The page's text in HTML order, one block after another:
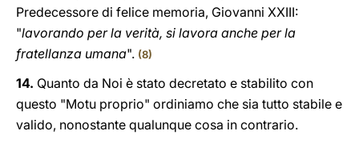
Predecessore di felice memoria, Giovanni XXIII:
"lavorando per la verità, si lavora anche per la
fratellanza umana". (8)
14. Quanto da Noi è stato decretato e stabilito con
questo "Motu proprio" ordiniamo che sia tutto stabile e
valido, nonostante qualunque cosa in contrario.